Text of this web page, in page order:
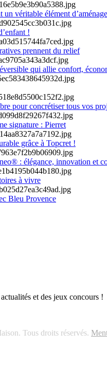
véritable élément
!
prennent du relief
qui allie confort,
pour concrétiser tous vos
signature : Pierret
grâce à Topcret !
: élégance, innovation et
à vivre
Bleu Provence
et des jeux concours !
Tous droits réservés.